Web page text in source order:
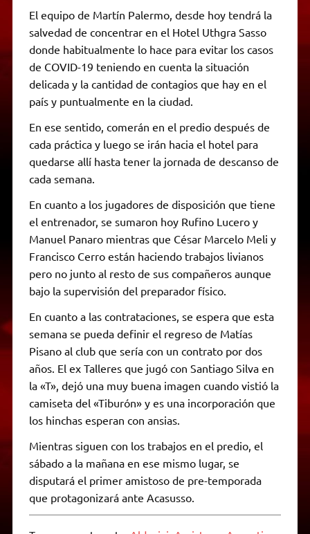
El equipo de Martín Palermo, desde hoy tendrá la
salvedad de concentrar en el Hotel Uthgra Sasso
donde habitualmente lo hace para evitar los casos
de COVID-19 teniendo en cuenta la situación
delicada y la cantidad de contagios que hay en el
país y puntualmente en la ciudad.
En ese sentido, comerán en el predio después de
cada práctica y luego se irán hacia el hotel para
quedarse allí hasta tener la jornada de descanso de
cada semana.
En cuanto a los jugadores de disposición que tiene
el entrenador, se sumaron hoy Rufino Lucero y
Manuel Panaro mientras que César Marcelo Meli y
Francisco Cerro están haciendo trabajos livianos
pero no junto al resto de sus compañeros aunque
bajo la supervisión del preparador físico.
En cuanto a las contrataciones, se espera que esta
semana se pueda definir el regreso de Matías
Pisano al club que sería con un contrato por dos
años. El ex Talleres que jugó con Santiago Silva en
la «T», dejó una muy buena imagen cuando vistió la
camiseta del «Tiburón» y es una incorporación que
los hinchas esperan con ansias.
Mientras siguen con los trabajos en el predio, el
sábado a la mañana en ese mismo lugar, se
disputará el primer amistoso de pre-temporada
que protagonizará ante Acasusso.